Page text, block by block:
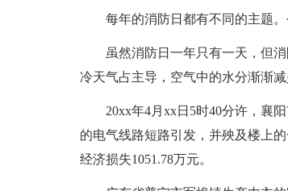
每年的消防日都有不同的主题
虽然消防日一年只有一天，但
冷天气占主导，空气中的水分渐渐
20xx年4月xx日5时40分许，襄
的电气线路短路引发，并殃及楼上
经济损失1051.78万元。